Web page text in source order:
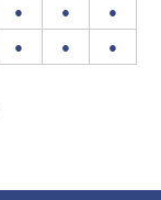
● ●
●
● ● ●